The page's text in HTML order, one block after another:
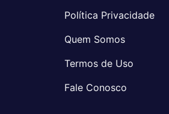
Política Privacidade
Quem Somos
Termos de Uso
Fale Conosco